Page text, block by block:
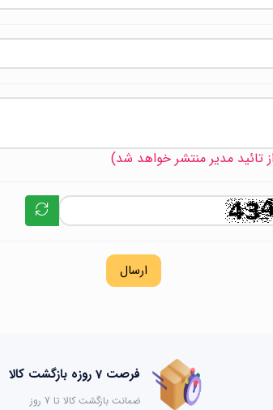
تائید مدیر منتشر خواهد شد)
ارسال
فرصت 7 روزه بازگشت کالا
ضمانت بازگشت کالا تا 7 روز